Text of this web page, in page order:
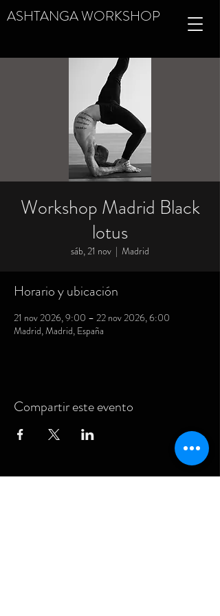
ASHTANGA WORKSHOP
Workshop Madrid Black
lotus
sáb, 21 nov
  |
Madrid
Horario y ubicación
21 nov 2026, 9:00 – 22 nov 2026, 6:00
Madrid, Madrid, España
Compartir este evento